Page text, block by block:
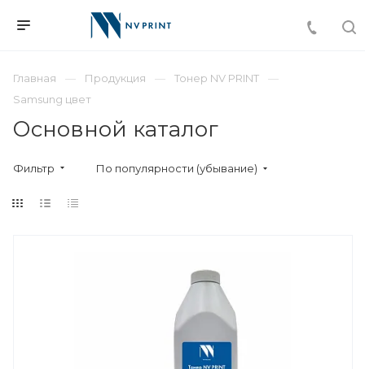
Главная Продукция
Тонер NV PRINT
Samsung цвет
Основной каталог
Фильтр По популярности (убывание)